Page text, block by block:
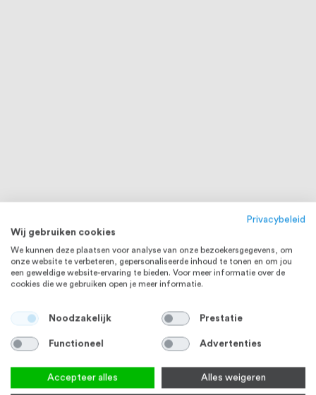
Privacybeleid
Wij gebruiken cookies
We kunnen deze plaatsen voor analyse van onze bezoekersgegevens, om
onze website te verbeteren, gepersonaliseerde inhoud te tonen en om jou
een geweldige website-ervaring te bieden. Voor meer informatie over de
cookies die we gebruiken open je meer informatie.
Noodzakelijk Prestatie
Functioneel Advertenties
Accepteer alles Alles weigeren